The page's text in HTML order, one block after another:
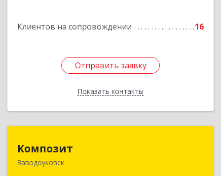
Клиентов на сопровождении 16
Отправить заявку
Показать контакты
Отправить заявку
Назад
Композит
Заводоуковск
627140, Тюменская обл, Заводоуковский р-н,